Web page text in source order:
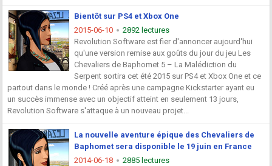
Bientôt sur PS4 et Xbox One
2015-06-10
2892 lectures
Revolution Software est fier d'annoncer aujourd'hui
qu'une version remise aux goûts du jour du jeu Les
Chevaliers de Baphomet 5 – La Malédiction du
Serpent sortira cet été 2015 sur PS4 et Xbox One et ce
partout dans le monde ! Créé après une campagne Kickstarter ayant eu
un succès immense avec un objectif atteint en seulement 13 jours,
Revolution Software s'attaque à un nouveau projet...
La nouvelle aventure épique des Chevaliers de
Baphomet sera disponible le 19 juin en France
2014-06-18
2885 lectures